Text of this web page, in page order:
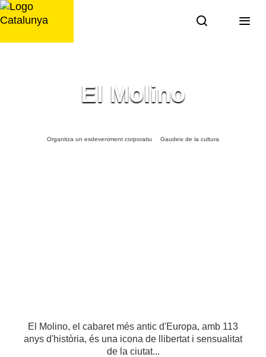
Saltar
al
El Molino
Organitza un esdeveniment corporatiu Gaudeix de la cultura
El Molino, el cabaret més antic d'Europa, amb 113
anys d'història, és una icona de llibertat i sensualitat
de la ciutat...